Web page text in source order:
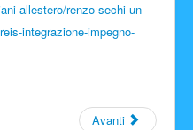
allestero/renzo-sechi-un-
integrazione-impegno-
Avanti